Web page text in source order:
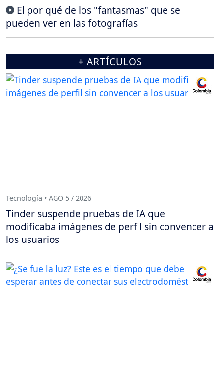
El por qué de los "fantasmas" que se
pueden ver en las fotografías
+ ARTÍCULOS
Tecnología • AGO 5 / 2026
Tinder suspende pruebas de IA que
modificaba imágenes de perfil sin convencer a
los usuarios